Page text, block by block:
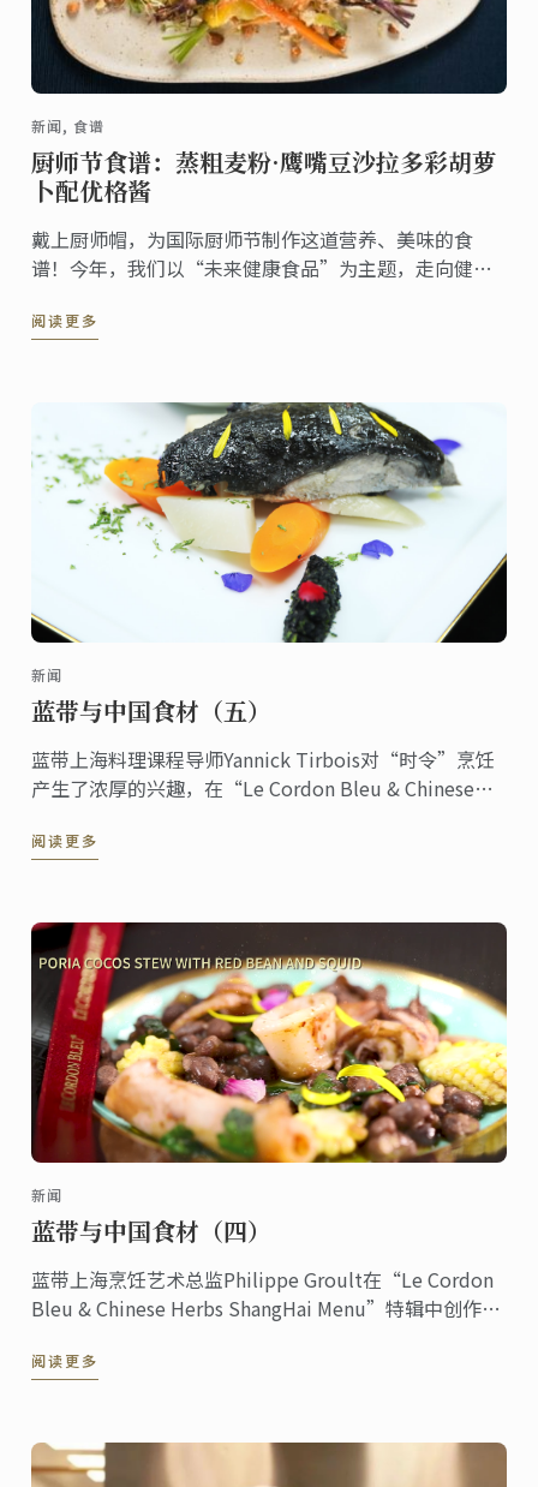
新闻, 食谱
厨师节食谱：蒸粗麦粉·鹰嘴豆沙拉多彩胡萝
卜配优格酱
戴上厨师帽，为国际厨师节制作这道营养、美味的食
谱！今年，我们以“未来健康食品”为主题，走向健康
阅读更多
新闻
蓝带与中国食材（五）
蓝带上海料理课程导师Yannick Tirbois对“时令”烹饪
产生了浓厚的兴趣，在“Le Cordon Bleu & Chinese
蒜酱这道冬季美食这道冬季美食。
阅读更多
新闻
蓝带与中国食材（四）
蓝带上海烹饪艺术总监Philippe Groult在“Le Cordon
Bleu & Chinese Herbs ShangHai Menu”特辑中创作的
阅读更多